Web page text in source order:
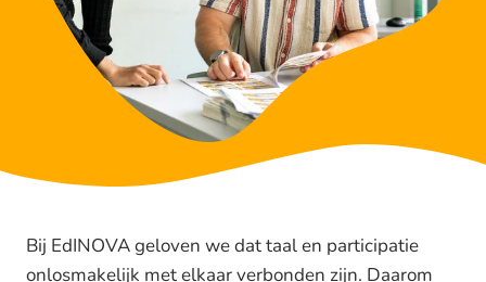
Bij EdINOVA geloven we dat taal en participatie
onlosmakelijk met elkaar verbonden zijn. Daarom